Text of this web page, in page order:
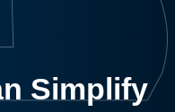
Simplify